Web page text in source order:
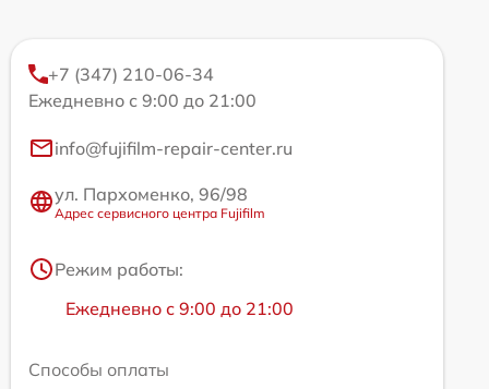
+7 (347) 210-06-34
Ежедневно с 9:00 до 21:00
info@fujifilm-repair-center.ru
ул. Пархоменко, 96/98
Адрес сервисного центра Fujifilm
Режим работы:
Ежедневно с 9:00 до 21:00
Способы оплаты